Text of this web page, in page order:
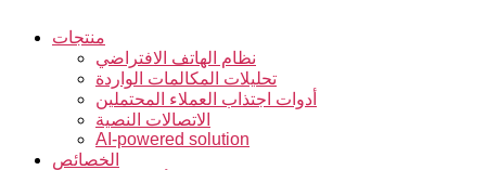
منتجات
نظام الهاتف الافتراضي
تحليلات المكالمات الواردة
أدوات اجتذاب العملاء المحتملين
الاتصالات النصية
AI-powered solution
الخصائص